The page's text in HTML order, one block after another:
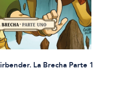
La Brecha Parte 1